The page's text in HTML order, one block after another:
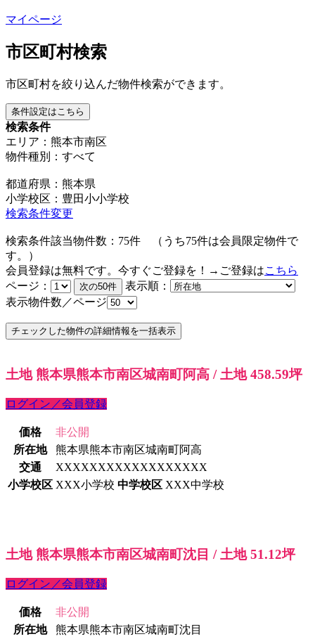
マイページ
市区町村検索
市区町村を絞り込んだ物件検索ができます。
条件設定はこちら
検索条件
エリア：熊本市南区
物件種別：すべて
都道府県：熊本県
小学校区：豊田小小学校
検索条件変更
検索条件該当物件数： 75件 （うち75件は会員限定物件で
す。）
会員登録は無料です。今すぐご登録を！→ご登録はこちら
ページ：
表示順：
表示物件数／ページ
土地 熊本県熊本市南区城南町阿高 / 土地 458.59坪
ログイン／会員登録
価格
非公開
所在地
熊本県熊本市南区城南町阿高
交通
XXXXXXXXXXXXXXXXXX
小学校区 XXX小学校 中学校区 XXX中学校
土地 熊本県熊本市南区城南町沈目 / 土地 51.12坪
ログイン／会員登録
価格
非公開
所在地
熊本県熊本市南区城南町沈目